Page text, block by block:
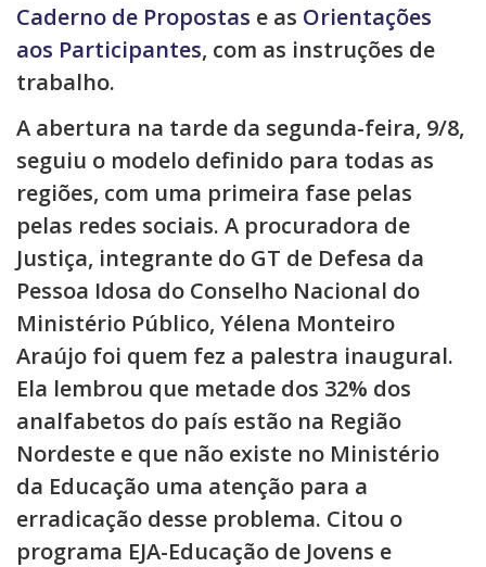
Caderno de Propostas e as Orientações
aos Participantes, com as instruções de
trabalho.
A abertura na tarde da segunda-feira, 9/8,
seguiu o modelo definido para todas as
regiões, com uma primeira fase pelas
pelas redes sociais. A procuradora de
Justiça, integrante do GT de Defesa da
Pessoa Idosa do Conselho Nacional do
Ministério Público, Yélena Monteiro
Araújo foi quem fez a palestra inaugural.
Ela lembrou que metade dos 32% dos
analfabetos do país estão na Região
Nordeste e que não existe no Ministério
da Educação uma atenção para a
erradicação desse problema. Citou o
programa EJA-Educação de Jovens e